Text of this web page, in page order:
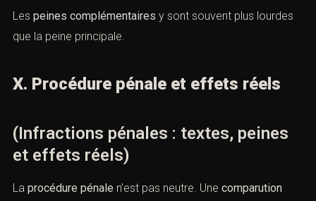
Les peines complémentaires y sont souvent plus lourdes
que la peine principale.
X. Procédure pénale et effets réels
(Infractions pénales : textes, peines
et effets réels)
La procédure pénale n’est pas neutre. Une comparution